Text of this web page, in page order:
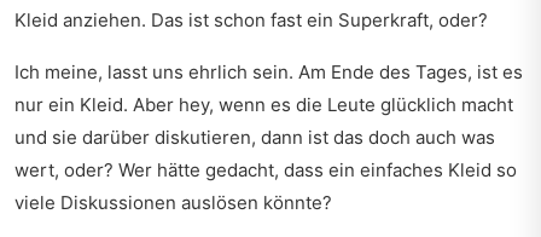
Kleid anziehen. Das ist schon fast ein Superkraft, oder?
Ich meine, lasst uns ehrlich sein. Am Ende des Tages, ist es
nur ein Kleid. Aber hey, wenn es die Leute glücklich macht
und sie darüber diskutieren, dann ist das doch auch was
wert, oder? Wer hätte gedacht, dass ein einfaches Kleid so
viele Diskussionen auslösen könnte?